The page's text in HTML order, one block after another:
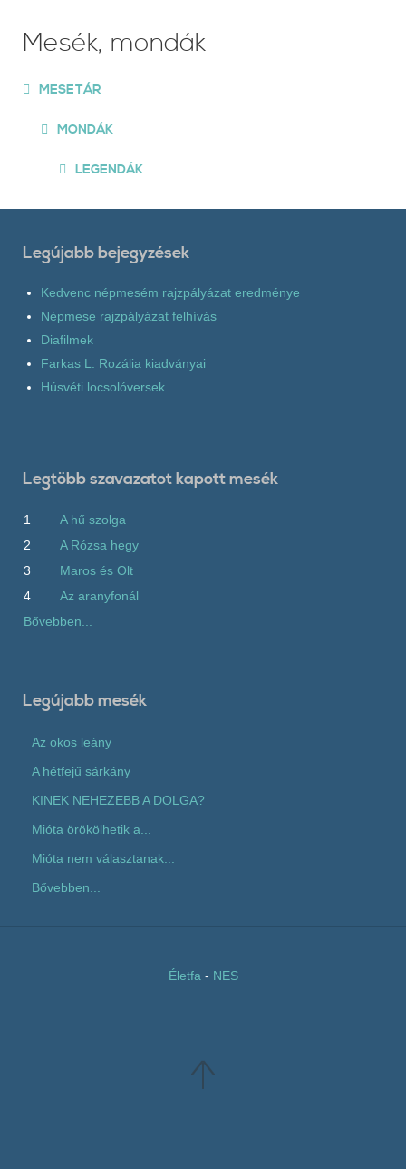
Mesék, mondák
MESETÁR
MONDÁK
LEGENDÁK
Legújabb bejegyzések
Kedvenc népmesém rajzpályázat eredménye
Népmese rajzpályázat felhívás
Diafilmek
Farkas L. Rozália kiadványai
Húsvéti locsolóversek
Legtöbb szavazatot kapott mesék
1
A hű szolga
2
A Rózsa hegy
3
Maros és Olt
4
Az aranyfonál
Bővebben...
Legújabb mesék
Az okos leány
A hétfejű sárkány
KINEK NEHEZEBB A DOLGA?
Mióta örökölhetik a...
Mióta nem választanak...
Bővebben...
Életfa - NES